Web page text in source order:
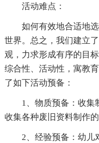
活动难点：
如何有效地合适地
世界。总之，我们建立
观，力求形成有序的目
综合性、活动性，寓教
了如下活动预备：
1、物质预备：收集
收集各种废旧资料制作
2、经验预备：幼儿